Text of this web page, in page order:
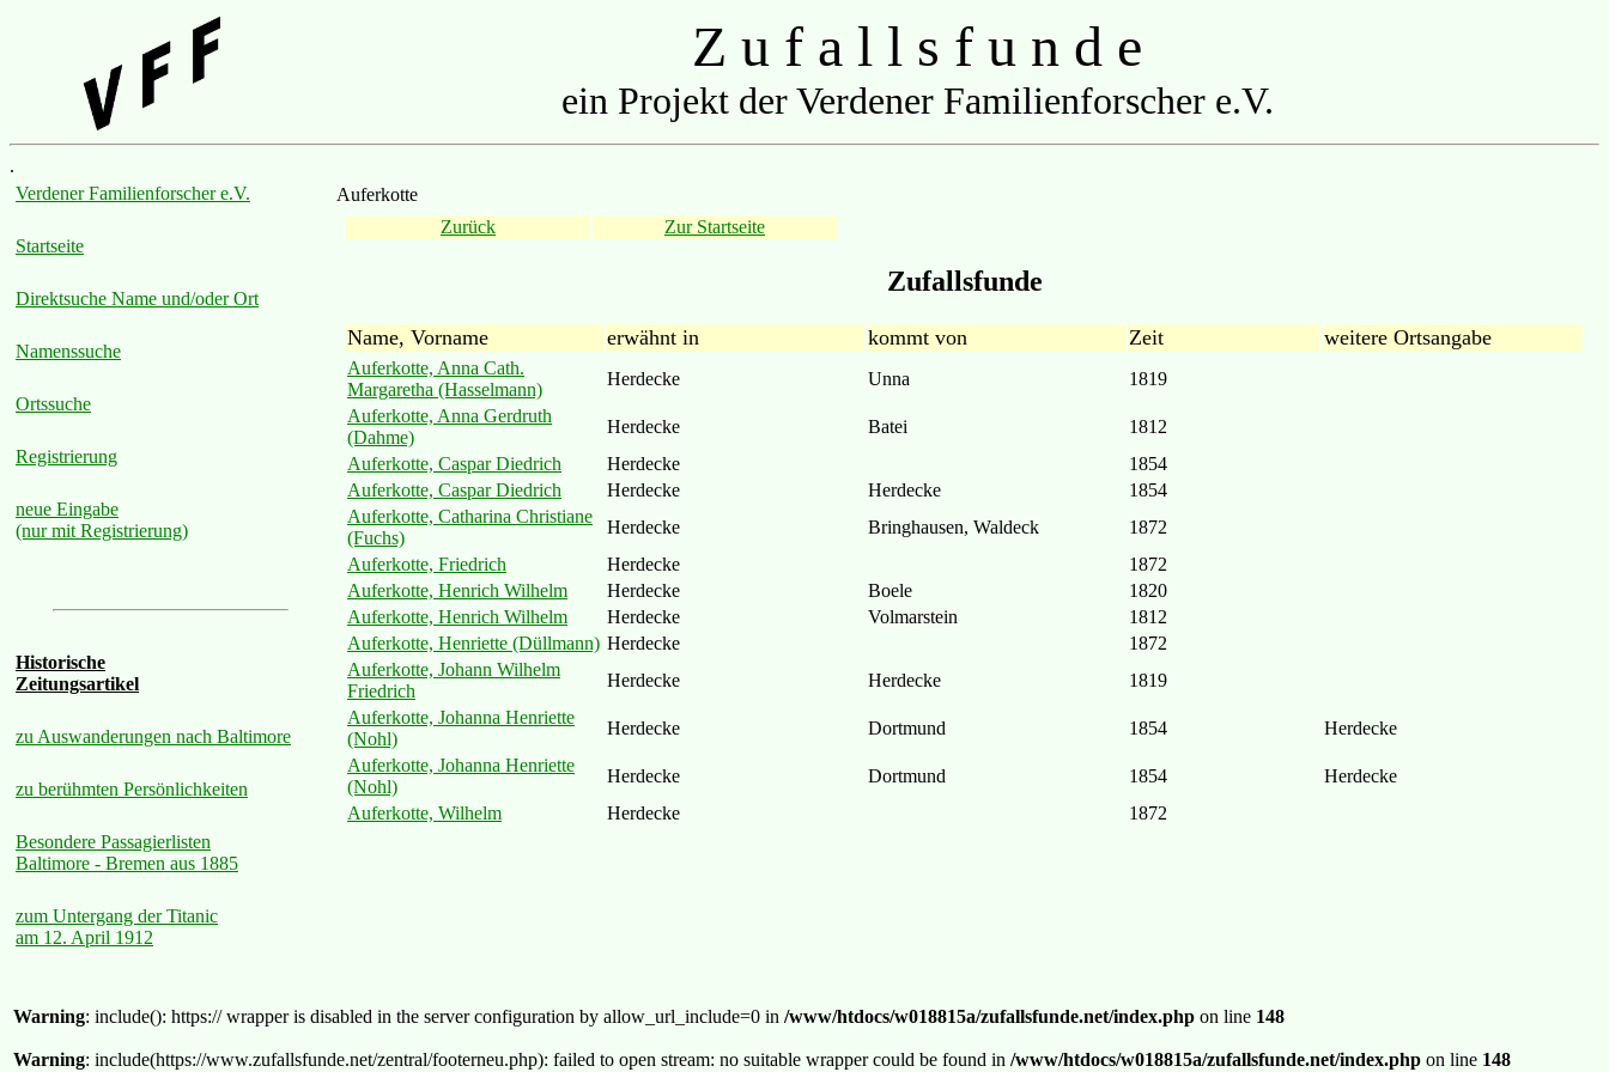
Z u f a l l s f u n d e
ein Projekt der Verdener Familienforscher e.V.
.
Verdener Familienforscher e.V.
Startseite
Direktsuche Name und/oder Ort
Namenssuche
Ortssuche
Registrierung
neue Eingabe
(nur mit Registrierung)
Historische
Zeitungsartikel
zu Auswanderungen nach Baltimore
zu berühmten Persönlichkeiten
Besondere Passagierlisten
Baltimore - Bremen aus 1885
zum Untergang der Titanic
am 12. April 1912
Auferkotte
Zurück
Zur Startseite
Zufallsfunde
Name, Vorname erwähnt in kommt von Zeit weitere Ortsangabe
Auferkotte, Anna Cath.
Margaretha (Hasselmann)
Herdecke Unna
1819
Auferkotte, Anna Gerdruth
(Dahme)
Herdecke Batei
1812
Auferkotte, Caspar Diedrich
Herdecke
1854
Auferkotte, Caspar Diedrich
Herdecke Herdecke
1854
Auferkotte, Catharina Christiane
(Fuchs)
Herdecke Bringhausen, Waldeck
1872
Auferkotte, Friedrich
Herdecke
1872
Auferkotte, Henrich Wilhelm
Herdecke Boele
1820
Auferkotte, Henrich Wilhelm
Herdecke Volmarstein
1812
Auferkotte, Henriette (Düllmann) Herdecke
1872
Auferkotte, Johann Wilhelm
Friedrich
Herdecke Herdecke
1819
Auferkotte, Johanna Henriette
(Nohl)
Herdecke Dortmund 1854
Herdecke
Auferkotte, Johanna Henriette
(Nohl)
Herdecke Dortmund 1854
Herdecke
Auferkotte, Wilhelm
Herdecke 1872
Warning: include(): https:// wrapper is disabled in the server configuration by allow_url_include=0 in /www/htdocs/w018815a/zufallsfunde.net/index.php on line 148
Warning: include(https://www.zufallsfunde.net/zentral/footerneu.php): failed to open stream: no suitable wrapper could be found in /www/htdocs/w018815a/zufallsfunde.net/index.php on line 148